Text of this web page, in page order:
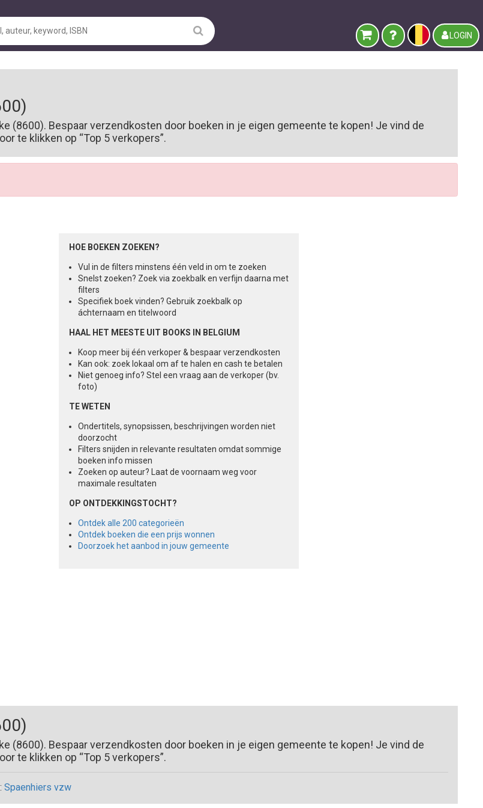
LOGIN
(8600). Bespaar verzendkosten door boeken in je eigen gemeente te kopen! Je vind de
te klikken op “Top 5 verkopers”.
HOE BOEKEN ZOEKEN?
Vul in de filters minstens één veld in om te zoeken
Snelst zoeken? Zoek via zoekbalk en verfijn daarna met
filters
Specifiek boek vinden? Gebruik zoekbalk op
áchternaam en titelwoord
HAAL HET MEESTE UIT BOOKS IN BELGIUM
Koop meer bij één verkoper & bespaar verzendkosten
Kan ook: zoek lokaal om af te halen en cash te betalen
Niet genoeg info? Stel een vraag aan de verkoper (bv.
foto)
TE WETEN
Ondertitels, synopsissen, beschrijvingen worden niet
doorzocht
Filters snijden in relevante resultaten omdat sommige
boeken info missen
Zoeken op auteur? Laat de voornaam weg voor
maximale resultaten
OP ONTDEKKINGSTOCHT?
Ontdek alle 200 categorieën
Ontdek boeken die een prijs wonnen
Doorzoek het aanbod in jouw gemeente
(8600). Bespaar verzendkosten door boeken in je eigen gemeente te kopen! Je vind de
te klikken op “Top 5 verkopers”.
Spaenhiers vzw